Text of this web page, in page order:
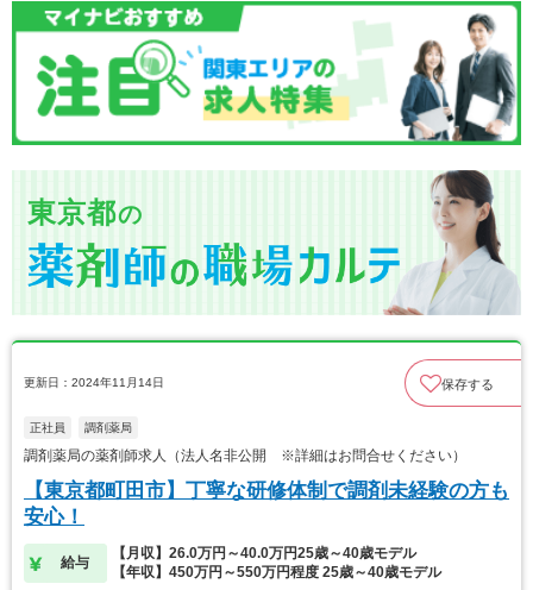
東京都の
更新日：2024年11月14日 保存する
正社員 調剤薬局
調剤薬局の薬剤師求人（法人名非公開 ※詳細はお問合せください）
【東京都町田市】丁寧な研修体制で調剤未経験の方も
安心！
給与
【月収】26.0万円～40.0万円25歳～40歳モデル
【年収】450万円～550万円程度 25歳～40歳モデル